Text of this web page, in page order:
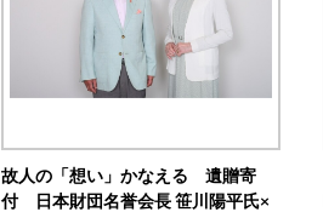
故人の「想い」かなえる 遺贈寄
付 日本財団名誉会長 笹川陽平氏×